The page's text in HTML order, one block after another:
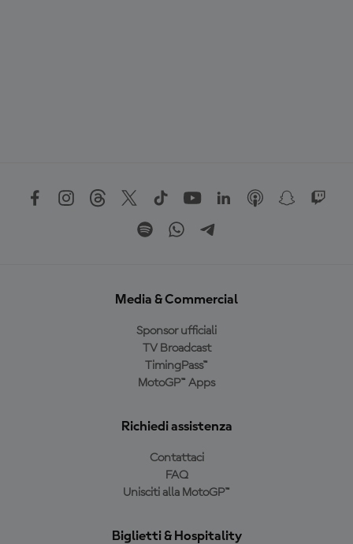
Media & Commercial
Sponsor ufficiali
TV Broadcast
TimingPass™
MotoGP™ Apps
Richiedi assistenza
Contattaci
FAQ
Unisciti alla MotoGP™
Biglietti & Hospitality